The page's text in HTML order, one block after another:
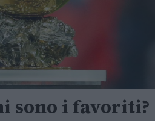
sono i favoriti?